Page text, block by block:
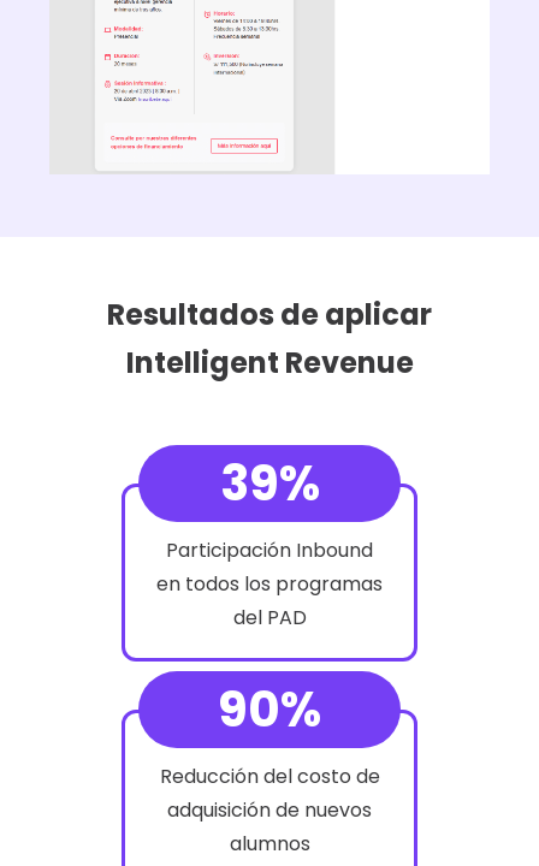
Resultados de aplicar
Intelligent Revenue
39%
Participación Inbound
en todos los programas
del PAD
90%
Reducción del costo de
adquisición de nuevos
alumnos